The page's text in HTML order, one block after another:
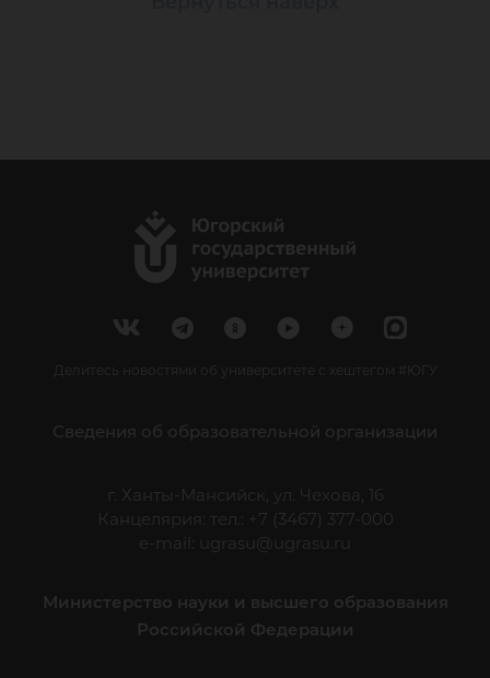
Делитесь новостями об университете с хештегом #ЮГУ
Сведения об образовательной организации
г. Ханты-Мансийск, ул. Чехова, 16
Канцелярия: тел.: +7 (3467) 377-000
e-mail:
ugrasu@ugrasu.ru
Министерство науки и высшего образования
Российской Федерации